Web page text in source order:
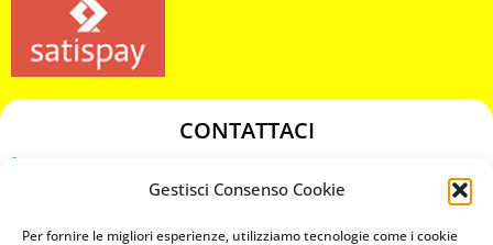
Gestisci Consenso Cookie
Per fornire le migliori esperienze, utilizziamo tecnologie come i cookie
CONTATTACI
chiavicodificate@gmail.com